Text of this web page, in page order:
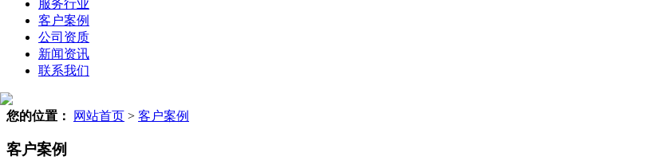
服务行业
客户案例
公司资质
新闻资讯
联系我们
您的位置： 网站首页 > 客户案例
客户案例